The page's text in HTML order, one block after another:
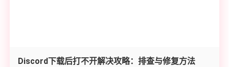
Discord下载后打不开解决攻略：排查与修复方法